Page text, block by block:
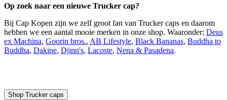
Op zoek naar een nieuwe Trucker cap?
Bij Cap Kopen zijn we zelf groot fan van Trucker caps en daarom
hebben we een aantal mooie merken in onze shop. Waaronder; Deus
ex Machina, Goorin bros., AB Lifestyle, Black Bananas, Buddha to
Buddha, Dakine, Djinn's, Lacoste, Nena & Pasadena.
Shop Trucker caps